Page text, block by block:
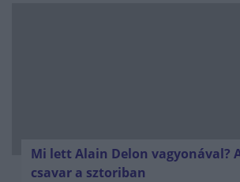
Mi lett Alain Delon vagyonával?
csavar a sztoriban